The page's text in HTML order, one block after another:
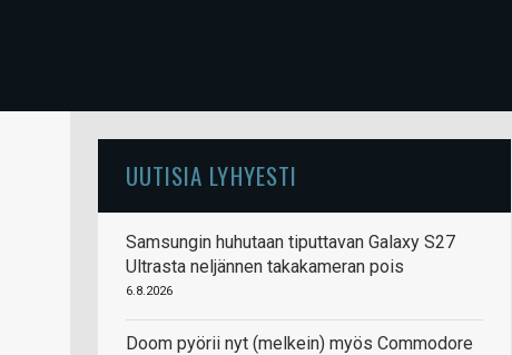
UUTISIA LYHYESTI
Samsungin huhutaan tiputtavan Galaxy S27
Ultrasta neljännen takakameran pois
6.8.2026
Doom pyörii nyt (melkein) myös Commodore